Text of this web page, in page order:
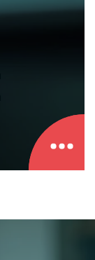
Partner und Netzwerke